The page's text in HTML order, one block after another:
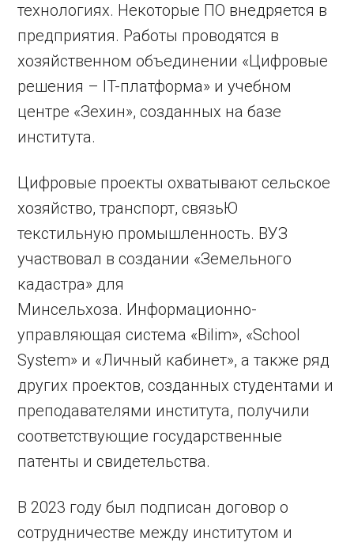
технологиях. Некоторые ПО внедряется в
предприятия. Работы проводятся в
хозяйственном объединении «Цифровые
решения – IT-платформа» и учебном
центре «Зехин», созданных на базе
института.
Цифровые проекты охватывают сельское
хозяйство, транспорт, связьЮ
текстильную промышленность. ВУЗ
участвовал в создании «Земельного
кадастра» для
Минсельхоза. Информационно-
управляющая система «Bilim», «School
System» и «Личный кабинет», а также ряд
других проектов, созданных студентами и
преподавателями института, получили
соответствующие государственные
патенты и свидетельства.
В 2023 году был подписан договор о
сотрудничестве между институтом и